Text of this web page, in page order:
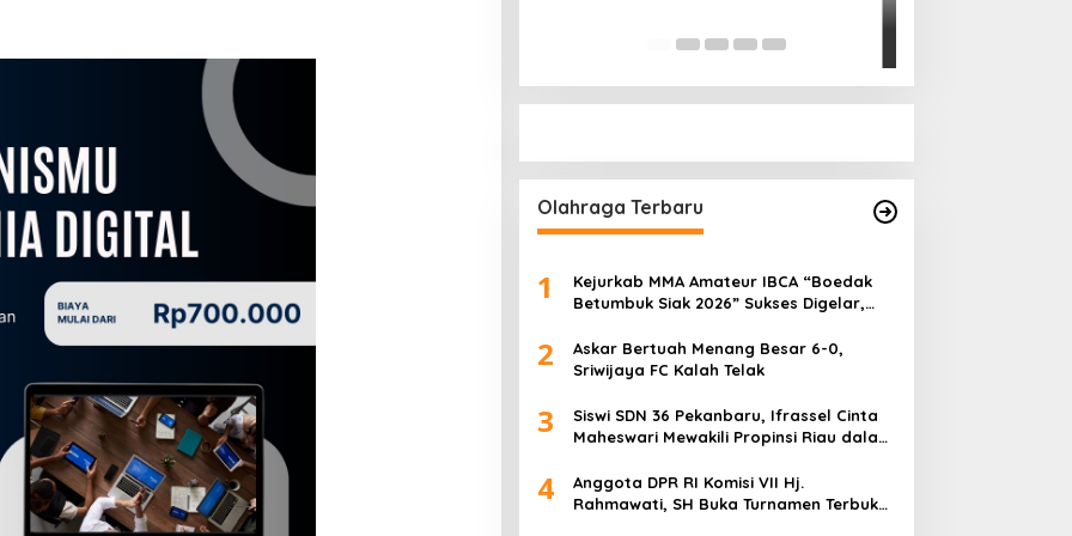
Olahraga Terbaru
1
Kejurkab MMA Amateur IBCA “Boedak
Betumbuk Siak 2026” Sukses Digelar,
2
Askar Bertuah Menang Besar 6-0,
Sriwijaya FC Kalah Telak
3
Siswi SDN 36 Pekanbaru, Ifrassel Cinta
Maheswari Mewakili Propinsi Riau dalam
Senam Putri
4
Anggota DPR RI Komisi VII Hj.
Rahmawati, SH Buka Turnamen Terbuka